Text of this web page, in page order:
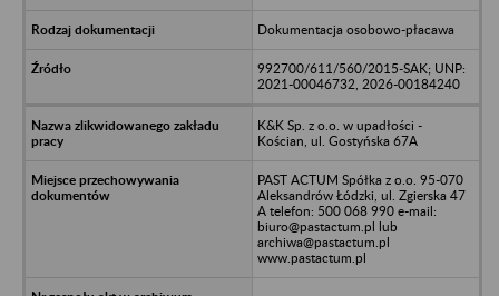
Dokumentacja osobowo-płacawa
992700/611/560/2015-SAK; UNP:
2021-00046732, 2026-00184240
K&K Sp. z o.o. w upadłości -
Kościan, ul. Gostyńska 67A
PAST ACTUM Spółka z o.o. 95-070
Aleksandrów Łódzki, ul. Zgierska 47
A telefon: 500 068 990 e-mail:
biuro@pastactum.pl lub
archiwa@pastactum.pl
www.pastactum.pl